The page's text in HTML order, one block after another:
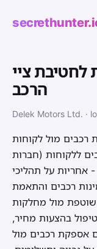
ציי
הרכב
Delek Motors Ltd. ·
רכבים מול לקוחות
ללקוחות (חברות
- אחריות על תהליכי
רכבים והתאמת
שוטפת מול מחלקות
בהצעות מחיר,
אספקת רכבים מול